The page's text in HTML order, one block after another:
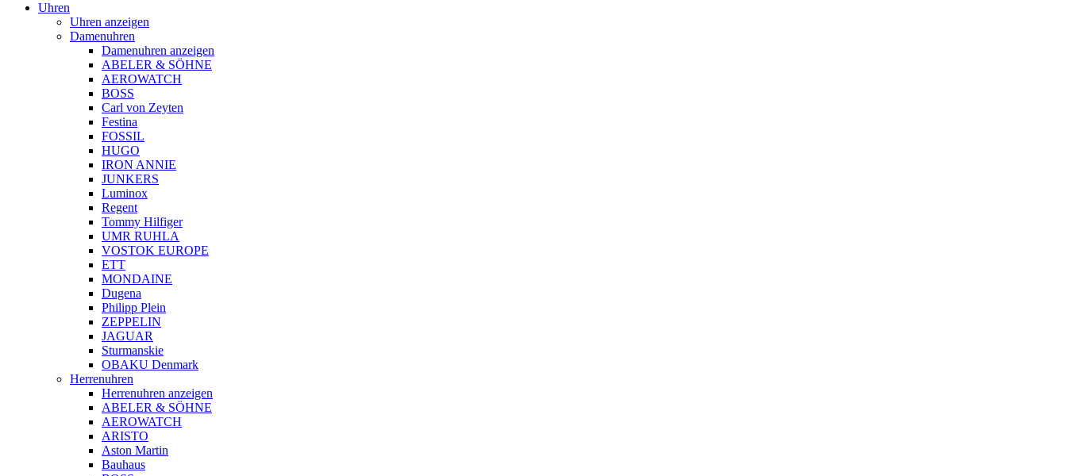
Uhren
Uhren anzeigen
Damenuhren
Damenuhren anzeigen
ABELER & SÖHNE
AEROWATCH
BOSS
Carl von Zeyten
Festina
FOSSIL
HUGO
IRON ANNIE
JUNKERS
Luminox
Regent
Tommy Hilfiger
UMR RUHLA
VOSTOK EUROPE
ETT
MONDAINE
Dugena
Philipp Plein
ZEPPELIN
JAGUAR
Sturmanskie
OBAKU Denmark
Herrenuhren
Herrenuhren anzeigen
ABELER & SÖHNE
AEROWATCH
ARISTO
Aston Martin
Bauhaus